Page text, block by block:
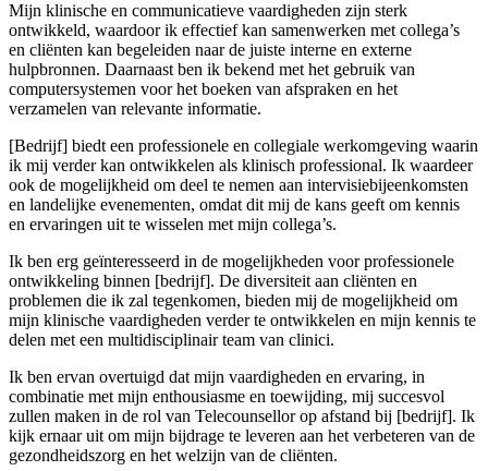
Mijn klinische en communicatieve vaardigheden zijn sterk
ontwikkeld, waardoor ik effectief kan samenwerken met collega’s
en cliënten kan begeleiden naar de juiste interne en externe
hulpbronnen. Daarnaast ben ik bekend met het gebruik van
computersystemen voor het boeken van afspraken en het
verzamelen van relevante informatie.
[Bedrijf] biedt een professionele en collegiale werkomgeving waarin
ik mij verder kan ontwikkelen als klinisch professional. Ik waardeer
ook de mogelijkheid om deel te nemen aan intervisiebijeenkomsten
en landelijke evenementen, omdat dit mij de kans geeft om kennis
en ervaringen uit te wisselen met mijn collega’s.
Ik ben erg geïnteresseerd in de mogelijkheden voor professionele
ontwikkeling binnen [bedrijf]. De diversiteit aan cliënten en
problemen die ik zal tegenkomen, bieden mij de mogelijkheid om
mijn klinische vaardigheden verder te ontwikkelen en mijn kennis te
delen met een multidisciplinair team van clinici.
Ik ben ervan overtuigd dat mijn vaardigheden en ervaring, in
combinatie met mijn enthousiasme en toewijding, mij succesvol
zullen maken in de rol van Telecounsellor op afstand bij [bedrijf]. Ik
kijk ernaar uit om mijn bijdrage te leveren aan het verbeteren van de
gezondheidszorg en het welzijn van de cliënten.